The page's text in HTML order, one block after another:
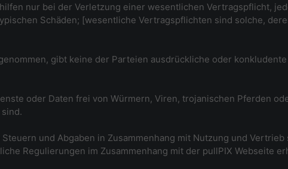
nur bei der Verletzung einer wesentlichen Vertragspflicht,
Schäden; [wesentliche Vertragspflichten sind solche,
gibt keine der Parteien ausdrückliche oder
oder Daten frei von Würmern, Viren, trojanischen Pferden
und Abgaben in Zusammenhang mit Nutzung und
Regulierungen im Zusammenhang mit der pullPIX Webseite